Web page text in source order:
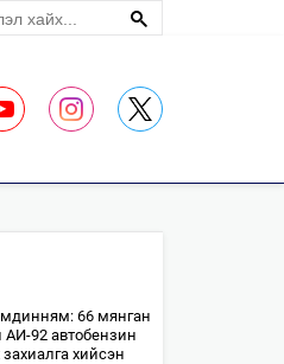
66 мянган
АИ-92 автобензин
захиалга хийсэн